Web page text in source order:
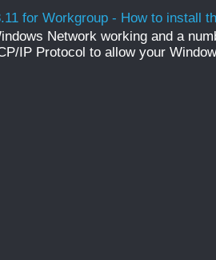
for Workgroup - How to install
Network working and a
IP Protocol to allow your